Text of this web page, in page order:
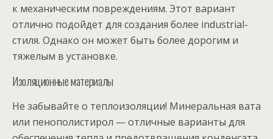
к механическим повреждениям. Этот вариант
отлично подойдет для создания более industrial-
стиля. Однако он может быть более дорогим и
тяжелым в установке.
Изоляционные материалы
Не забывайте о теплоизоляции! Минеральная вата
или пенополистирол — отличные варианты для